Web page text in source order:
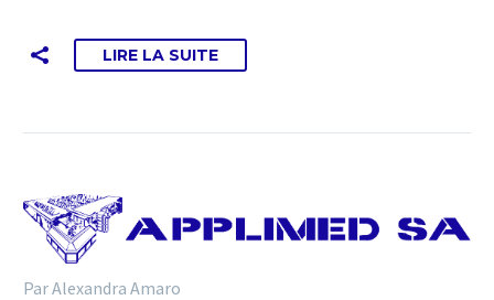
LIRE LA SUITE
Par Alexandra Amaro